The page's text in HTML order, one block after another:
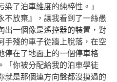
了泊車維度的純粹性。」
放棄』，讓我看到了一絲愚
出一個像是遙控器的裝置，對
手殘的車子從牆上脫落，在空
停在了地面上的一個停車格
你被分配給我的泊車學徒
就是那個連方向盤都沒摸過的